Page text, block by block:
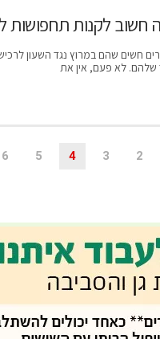
חשוב לקנות תחפושות
חשים שהם במרוץ נגד השעון
שלהם. לא פעם, אין את
2
3
4
5
6